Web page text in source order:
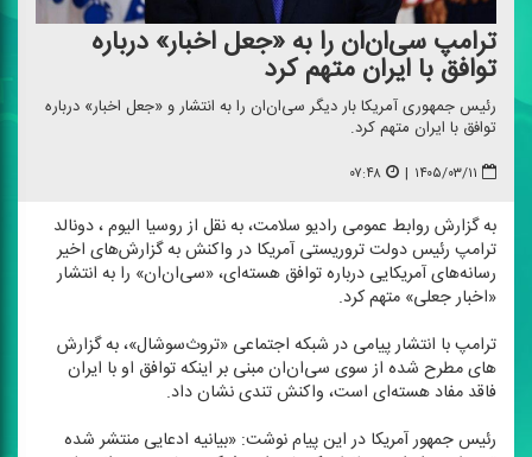
ترامپ سی‌ان‌ان را به «جعل اخبار» درباره
توافق با ایران متهم كرد
رئیس جمهوری آمریكا بار دیگر سی‌ان‌ان را به انتشار و «جعل اخبار» درباره
توافق با ایران متهم كرد.
۱۴۰۵/۰۳/۱۱ | ۰۷:۴۸
به گزارش روابط عمومی رادیو سلامت، به نقل از روسیا الیوم ، دونالد
ترامپ رئیس دولت تروریستی آمریكا در واكنش به گزارش‌های اخیر
رسانه‌های آمریكایی درباره توافق هسته‌ای، «سی‌ان‌ان» را به انتشار
«اخبار جعلی» متهم كرد.
ترامپ با انتشار پیامی در شبكه اجتماعی «تروث‌سوشال»، به گزارش
های مطرح‌ شده از سوی سی‌ان‌ان مبنی بر اینكه توافق او با ایران
فاقد مفاد هسته‌ای است، واكنش تندی نشان داد.
رئیس‌ جمهور آمریكا در این پیام نوشت: «بیانیه ادعایی منتشر شده